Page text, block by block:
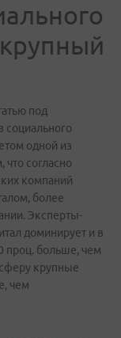
под
социального
одной из
что согласно
компаний
более
Эксперты-
доминирует и в
проц. больше, чем
крупные
чем